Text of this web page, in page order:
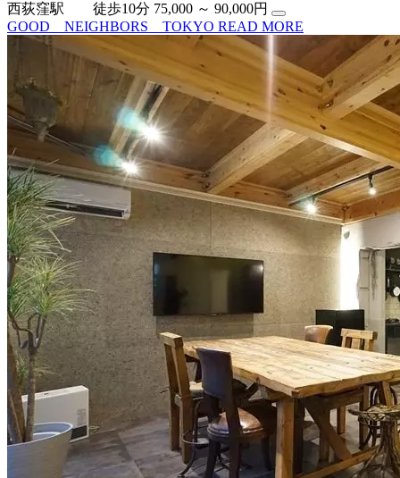
西荻窪駅 徒歩10分 75,000 ～ 90,000円
GOOD NEIGHBORS TOKYO READ MORE